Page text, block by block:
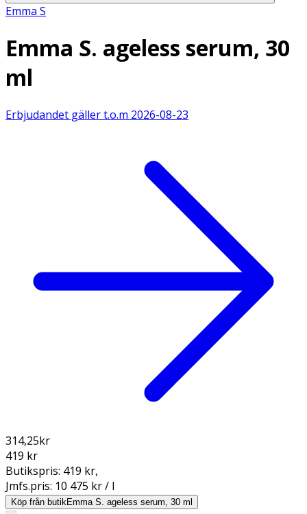
Emma S
Emma S. ageless serum, 30
ml
Erbjudandet gäller t.o.m 2026-08-23
314,25kr
419 kr
Butikspris: 419 kr,
Jmfs.pris: 10 475 kr / l
Köp från butikEmma S. ageless serum, 30 ml